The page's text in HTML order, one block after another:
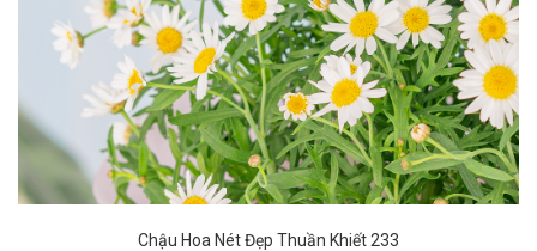
Chậu Hoa Nét Đẹp Thuần Khiết 233